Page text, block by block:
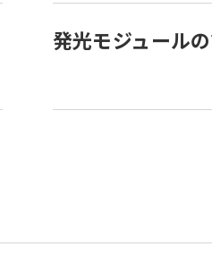
発光モジュール